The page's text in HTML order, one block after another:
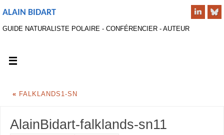
ALAIN BIDART
GUIDE NATURALISTE POLAIRE - CONFÉRENCIER - AUTEUR
« FALKLANDS1-SN
AlainBidart-falklands-sn11